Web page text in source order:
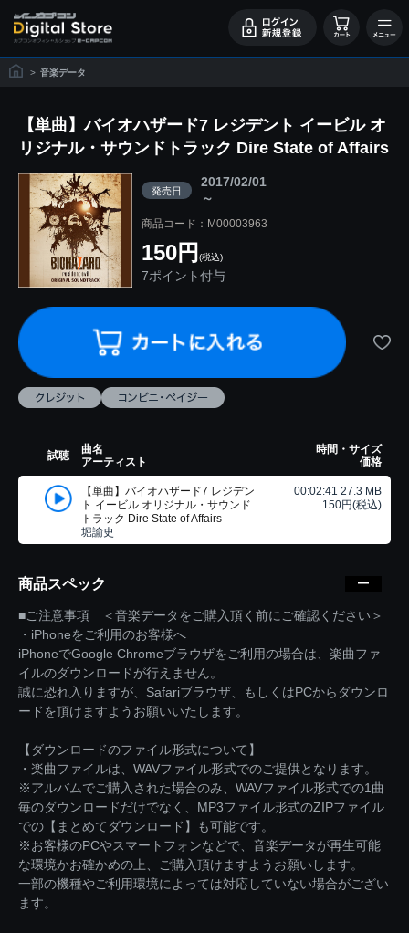
> 音楽データ
【単曲】バイオハザード7 レジデント イービル オ
リジナル・サウンドトラック Dire State of Affairs
発売日
2017/02/01
～
商品コード：M00003963
150円 (税込)
7ポイント付与
試聴
曲名
アーティスト
時間・サイズ
価格
【単曲】バイオハザード7 レジデン
ト イービル オリジナル・サウンド
トラック Dire State of Affairs
堀諭史
00:02:41 27.3 MB
150円(税込)
商品スペック
■ご注意事項 ＜音楽データをご購入頂く前にご確認ください＞
・iPhoneをご利用のお客様へ
iPhoneでGoogle Chromeブラウザをご利用の場合は、楽曲ファ
イルのダウンロードが行えません。
誠に恐れ入りますが、Safariブラウザ、もしくはPCからダウンロ
ードを頂けますようお願いいたします。
【ダウンロードのファイル形式について】
・楽曲ファイルは、WAVファイル形式でのご提供となります。
※アルバムでご購入された場合のみ、WAVファイル形式での1曲
毎のダウンロードだけでなく、MP3ファイル形式のZIPファイル
での【まとめてダウンロード】も可能です。
※お客様のPCやスマートフォンなどで、音楽データが再生可能
な環境かお確かめの上、ご購入頂けますようお願いします。
一部の機種やご利用環境によっては対応していない場合がござい
ます。